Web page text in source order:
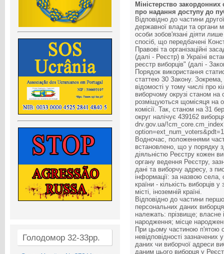
Голодомор 32-33рр.
Міністерство
про надання доступу до
Відповідно до частини
державної влади та органи
особи зобов'язані діяти
спосіб, що передбачені
Правові та організаційні
(далі - Реєстр) в Україні
реєстр виборців" (далі -
Порядок використання
статтею 30 Закону. Зокрема,
відомості у тому числі про
виборчому окрузі станом на
розміщуються щомісяця на
комісії. Так, станом на 31
округ налічує 439162
drv.gov.ua/
Водночас, положеннями
встановлено, що у порядку
діяльністю Реєстру кожен
органу ведення Реєстру,
дані та виборчу адресу, з
інформації: за назвою села,
країни - кількість виборців
місті, іноземній країні.
Відповідно до частини
персональних даних
належать: прізвище; власне
народження; місце
При цьому частиною п'ятою
невідповідності зазначених
даних чи виборчої адреси
даним цього виборця у